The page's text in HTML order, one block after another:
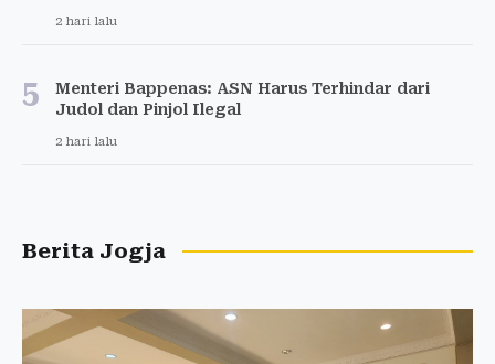
2 hari lalu
5
Menteri Bappenas: ASN Harus Terhindar dari
Judol dan Pinjol Ilegal
2 hari lalu
Berita Jogja